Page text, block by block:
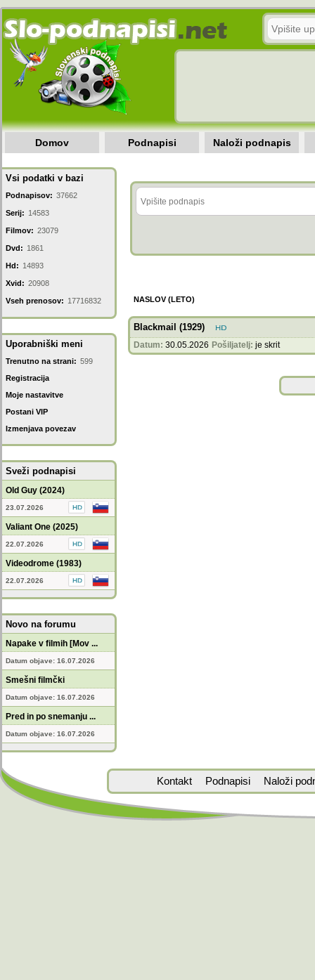
Domov Podnapisi Naloži podnapis
Vsi podatki v bazi
Podnapisov: 37662
Serij: 14583
Filmov: 23079
Dvd: 1861
Hd: 14893
Xvid: 20908
Vseh prenosov: 17716832
Uporabniški meni
Trenutno na strani: 599
Registracija
Moje nastavitve
Postani VIP
Izmenjava povezav
Sveži podnapisi
Old Guy (2024)
23.07.2026
Valiant One (2025)
22.07.2026
Videodrome (1983)
22.07.2026
Novo na forumu
Napake v filmih [Mov ...
Datum objave: 16.07.2026
Smešni filmčki
Datum objave: 16.07.2026
Pred in po snemanju ...
Datum objave: 16.07.2026
NASLOV (LETO)
Blackmail (1929)
Datum: 30.05.2026 Pošiljatelj: je skrit
Kontakt Podnapisi Naloži